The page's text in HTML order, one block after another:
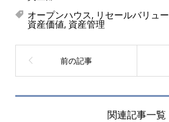
オープンハウス, リセールバリュー
資産価値, 資産管理
関連記事一覧